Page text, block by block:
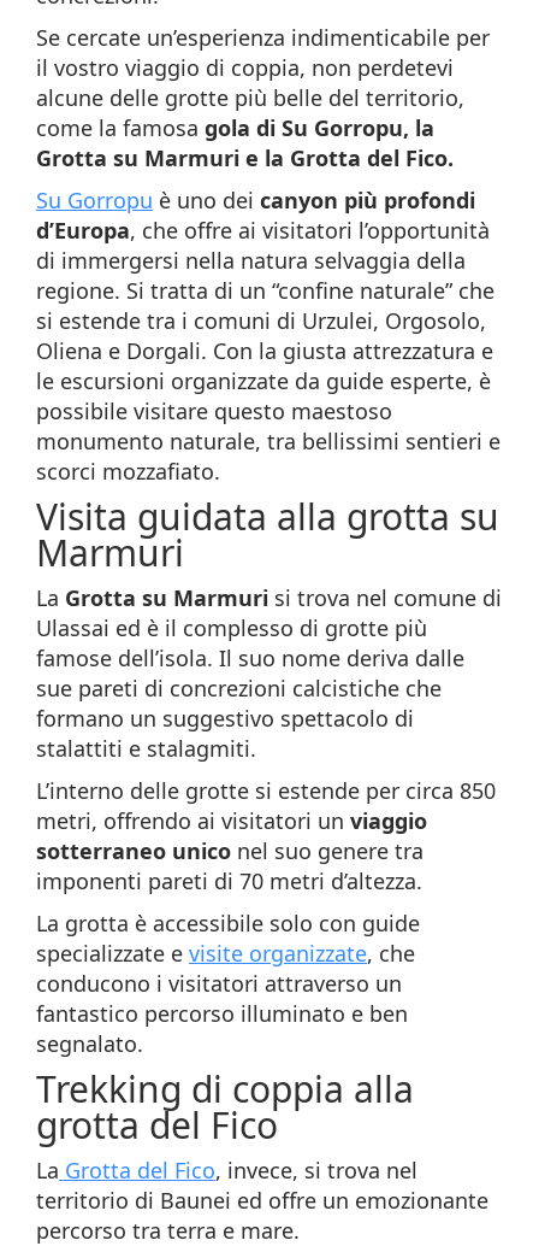
Se cercate un’esperienza indimenticabile per
il vostro viaggio di coppia, non perdetevi
alcune delle grotte più belle del territorio,
come la famosa gola di Su Gorropu, la
Grotta su Marmuri e la Grotta del Fico.
Su Gorropu è uno dei canyon più profondi
d’Europa, che offre ai visitatori l’opportunità
di immergersi nella natura selvaggia della
regione. Si tratta di un “confine naturale” che
si estende tra i comuni di Urzulei, Orgosolo,
Oliena e Dorgali. Con la giusta attrezzatura e
le escursioni organizzate da guide esperte, è
possibile visitare questo maestoso
monumento naturale, tra bellissimi sentieri e
scorci mozzafiato.
Visita guidata alla grotta su
Marmuri
La Grotta su Marmuri si trova nel comune di
Ulassai ed è il complesso di grotte più
famose dell’isola. Il suo nome deriva dalle
sue pareti di concrezioni calcistiche che
formano un suggestivo spettacolo di
stalattiti e stalagmiti.
L’interno delle grotte si estende per circa 850
metri, offrendo ai visitatori un viaggio
sotterraneo unico nel suo genere tra
imponenti pareti di 70 metri d’altezza.
La grotta è accessibile solo con guide
specializzate e visite organizzate, che
conducono i visitatori attraverso un
fantastico percorso illuminato e ben
segnalato.
Trekking di coppia alla
grotta del Fico
La Grotta del Fico, invece, si trova nel
territorio di Baunei ed offre un emozionante
percorso tra terra e mare.